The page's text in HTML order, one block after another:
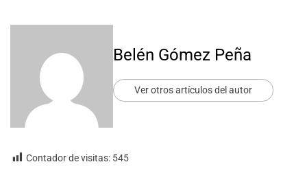
Belén Gómez Peña
Ver otros artículos del autor
Contador de visitas: 545